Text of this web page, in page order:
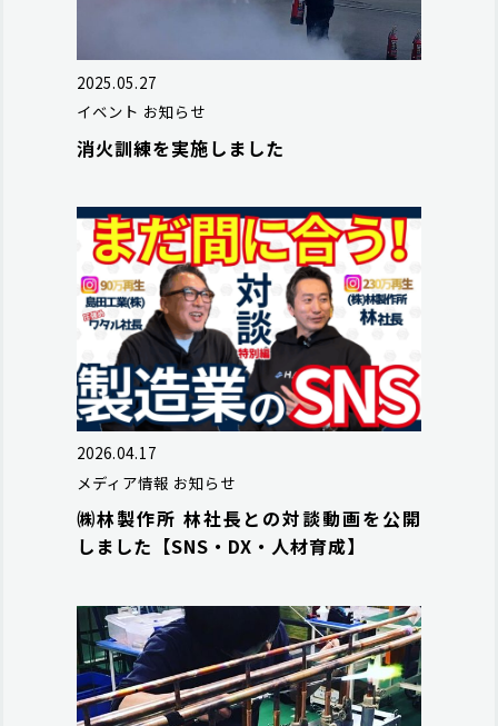
2025.05.27
イベント お知らせ
消火訓練を実施しました
2026.04.17
メディア情報 お知らせ
㈱林製作所 林社長との対談動画を公開
しました【SNS・DX・人材育成】